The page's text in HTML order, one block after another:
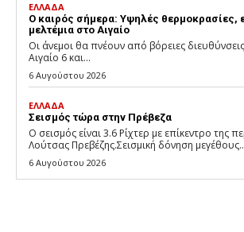
ΕΛΛΑΔΑ
Ο καιρός σήμερα: Υψηλές θερμοκρασίες,
μελτέμια στο Αιγαίο
Οι άνεμοι θα πνέουν από βόρειες
Αιγαίο 6 και...
6 Αυγούστου 2026
ΕΛΛΑΔΑ
Σεισμός τώρα στην Πρέβεζα
Ο σεισμός είναι 3.6 Ρίχτερ με επίκεντρο της
Λούτσας Πρεβέζης.Σεισμική δόνηση
6 Αυγούστου 2026